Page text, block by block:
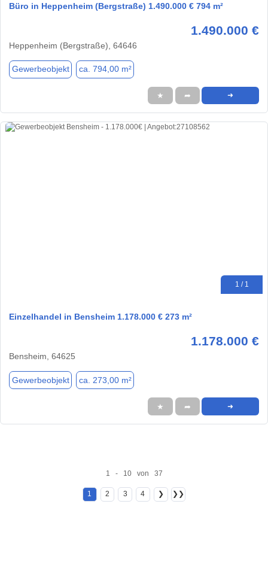
Büro in Heppenheim (Bergstraße) 1.490.000 € 794 m²
1.490.000 €
Heppenheim (Bergstraße), 64646
Gewerbeobjekt ca. 794,00 m²
★ ➦ ➜
1 / 1
Einzelhandel in Bensheim 1.178.000 € 273 m²
1.178.000 €
Bensheim, 64625
Gewerbeobjekt ca. 273,00 m²
★ ➦ ➜
1 - 10 von 37
1 2 3 4 ❯ ❯❯